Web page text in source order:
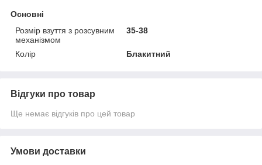
Основні
Розмір взуття з розсувним
механізмом
35-38
Колір Блакитний
Відгуки про товар
Ще немає відгуків про цей товар
Умови доставки